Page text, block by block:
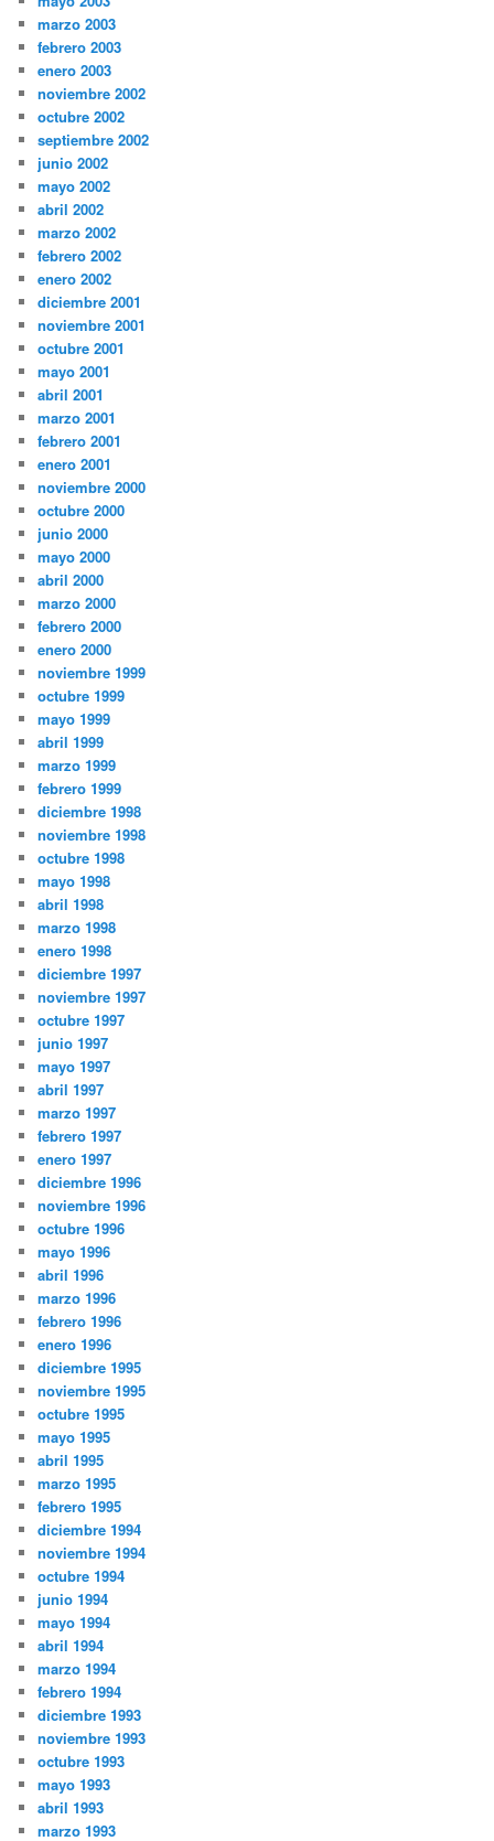
marzo 2003
febrero 2003
enero 2003
noviembre 2002
octubre 2002
septiembre 2002
junio 2002
mayo 2002
abril 2002
marzo 2002
febrero 2002
enero 2002
diciembre 2001
noviembre 2001
octubre 2001
mayo 2001
abril 2001
marzo 2001
febrero 2001
enero 2001
noviembre 2000
octubre 2000
junio 2000
mayo 2000
abril 2000
marzo 2000
febrero 2000
enero 2000
noviembre 1999
octubre 1999
mayo 1999
abril 1999
marzo 1999
febrero 1999
diciembre 1998
noviembre 1998
octubre 1998
mayo 1998
abril 1998
marzo 1998
enero 1998
diciembre 1997
noviembre 1997
octubre 1997
junio 1997
mayo 1997
abril 1997
marzo 1997
febrero 1997
enero 1997
diciembre 1996
noviembre 1996
octubre 1996
mayo 1996
abril 1996
marzo 1996
febrero 1996
enero 1996
diciembre 1995
noviembre 1995
octubre 1995
mayo 1995
abril 1995
marzo 1995
febrero 1995
diciembre 1994
noviembre 1994
octubre 1994
junio 1994
mayo 1994
abril 1994
marzo 1994
febrero 1994
diciembre 1993
noviembre 1993
octubre 1993
mayo 1993
abril 1993
marzo 1993